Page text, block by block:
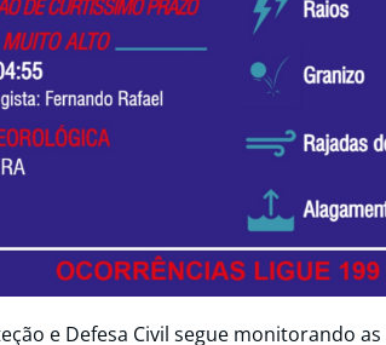
e Defesa Civil segue monitorando